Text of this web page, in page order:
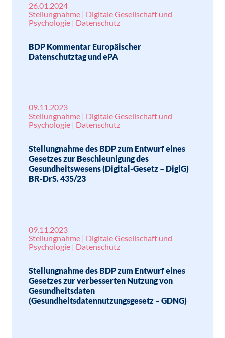
26.01.2024
Stellungnahme | Digitale Gesellschaft und
Psychologie | Datenschutz
BDP Kommentar Europäischer
Datenschutztag und ePA
09.11.2023
Stellungnahme | Digitale Gesellschaft und
Psychologie | Datenschutz
Stellungnahme des BDP zum Entwurf eines
Gesetzes zur Beschleunigung des
Gesundheitswesens (Digital-Gesetz – DigiG)
BR-DrS. 435/23
09.11.2023
Stellungnahme | Digitale Gesellschaft und
Psychologie | Datenschutz
Stellungnahme des BDP zum Entwurf eines
Gesetzes zur verbesserten Nutzung von
Gesundheitsdaten
(Gesundheitsdatennutzungsgesetz – GDNG)